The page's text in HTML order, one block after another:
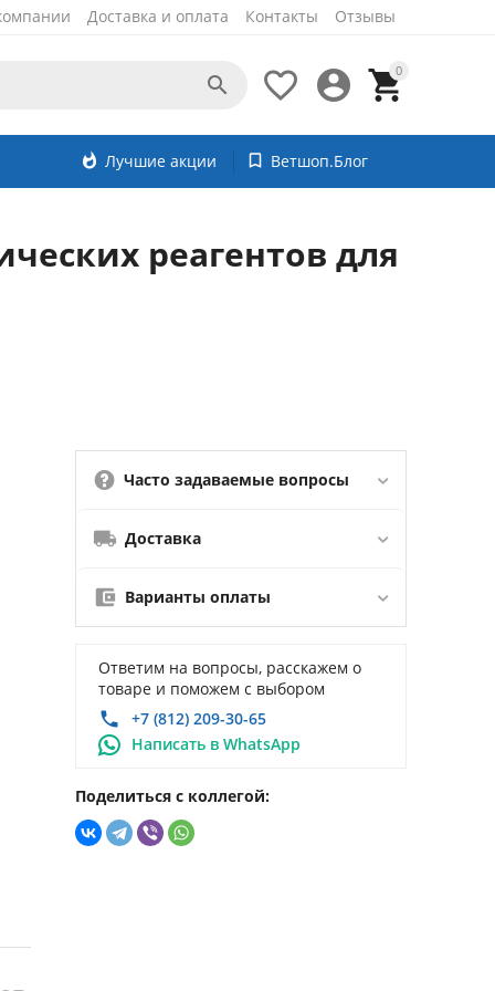
Доставка и оплата Контакты Отзывы
0




whatshot Лучшие акции bookmark_border Ветшоп.Блог
реагентов для
Часто задаваемые вопросы
Доставка
Варианты оплаты
Ответим на вопросы, расскажем о
товаре и поможем с выбором
+7 (812) 209-30-65
Написать в WhatsApp
Поделиться с коллегой: